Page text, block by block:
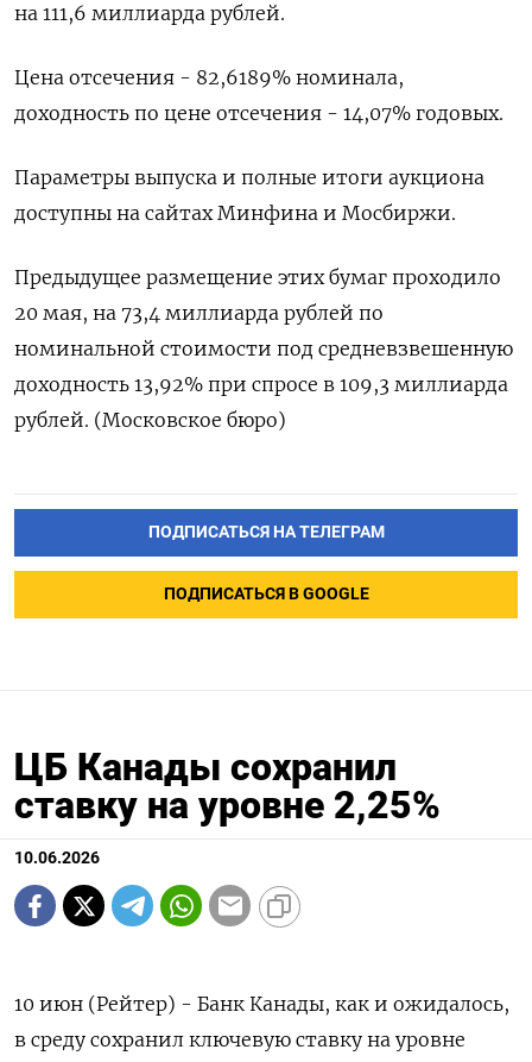
на 111,6 ​миллиарда ​рублей.
Цена ‌отсечения - 82,6189% номинала,
доходность ​по цене отсечения - 14,07% годовых.
Параметры выпуска и полные итоги аукциона
доступны на сайтах Минфина и Мосбиржи.
Предыдущее размещение этих ​бумаг ⁠проходило
20 мая, на 73,4 миллиарда рублей ‌по
номинальной стоимости ‌под средневзвешенную
доходность 13,92% при ​спросе в 109,3 миллиарда
‌рублей. (Московское бюро)
ПОДПИСАТЬСЯ НА ТЕЛЕГРАМ
ПОДПИСАТЬСЯ В GOOGLE
ЦБ Канады сохранил
ставку на уровне 2,25%
10.06.2026
10 июн (Рейтер) - Банк Канады, как ‌и ожидалось,
в ​среду сохранил ключевую ​ставку ​на ⁠уровне